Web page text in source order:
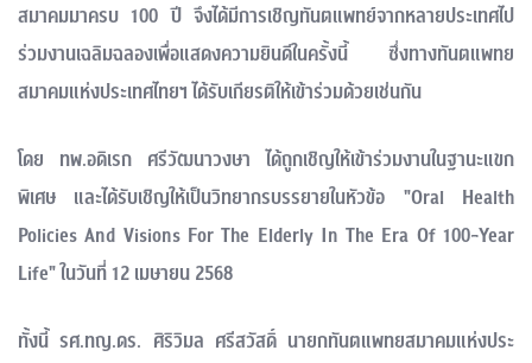
สมาคมมาครบ 100 ปี จึงได้มีการเชิญทันตแพทย์จากหลายประเทศไป
ร่วมงานเฉลิมฉลองเพื่อแสดงความยินดีในครั้งนี้ ซึ่งทางทันตแพทย
สมาคมแห่งประเทศไทยฯ ได้รับเกียรติให้เข้าร่วมด้วยเช่นกัน
โดย ทพ.อดิเรก ศรีวัฒนาวงษา ได้ถูกเชิญให้เข้าร่วมงานในฐานะแขก
พิเศษ และได้รับเชิญให้เป็นวิทยากรบรรยายในหัวข้อ "Oral Health
Policies And Visions For The Elderly In The Era Of 100-Year
Life" ในวันที่ 12 เมษายน 2568
ทั้งนี้ รศ.ทญ.ดร. ศิริวิมล ศรีสวัสดิ์ นายกทันตแพทยสมาคมแห่งประ